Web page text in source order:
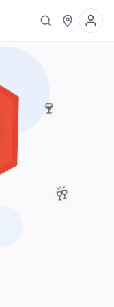
🍷
🥂